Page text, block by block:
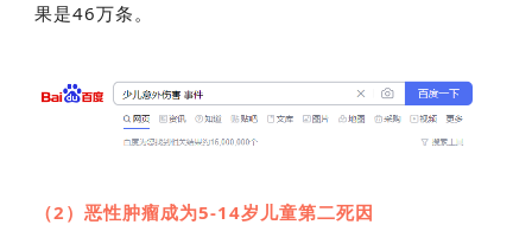
果是46万条。
（2）恶性肿瘤成为5-14岁儿童第二死因